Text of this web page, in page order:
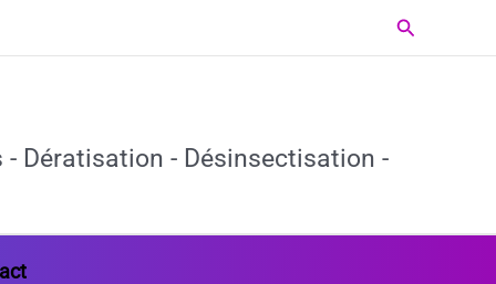
Rechercher
Dératisation - Désinsectisation -